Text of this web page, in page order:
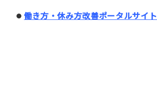
働き方・休み方改善ポータルサイ